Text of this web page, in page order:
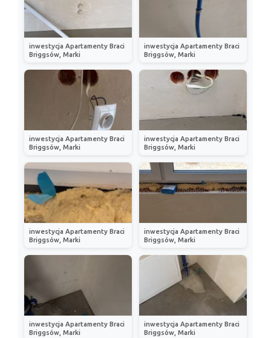
inwestycja Apartamenty Braci
Briggsów, Marki
inwestycja Apartamenty Braci
Briggsów, Marki
inwestycja Apartamenty Braci
Briggsów, Marki
inwestycja Apartamenty Braci
Briggsów, Marki
inwestycja Apartamenty Braci
Briggsów, Marki
inwestycja Apartamenty Braci
Briggsów, Marki
inwestycja Apartamenty Braci
Briggsów, Marki
inwestycja Apartamenty Braci
Briggsów, Marki